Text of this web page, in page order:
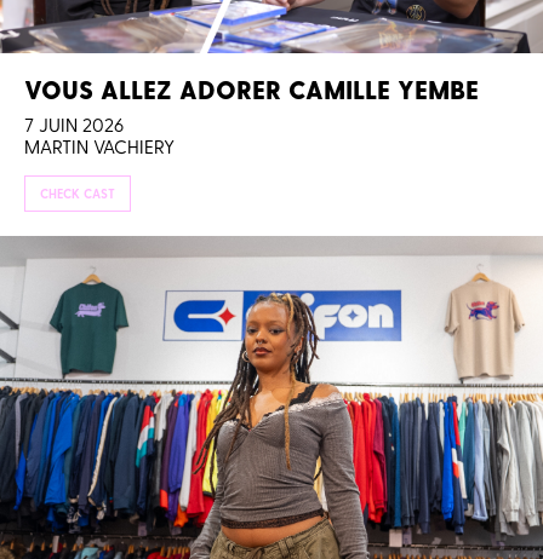
VOUS ALLEZ ADORER CAMILLE YEMBE
7 JUIN 2026
MARTIN VACHIERY
CHECK CAST